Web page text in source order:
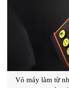
Vỏ máy làm từ